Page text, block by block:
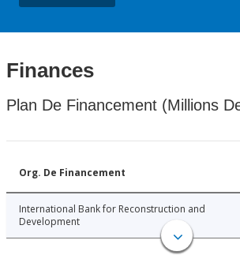
Finances
Plan De Financement (Millions
Org. De Financement
International Bank for Reconstruction and
Development